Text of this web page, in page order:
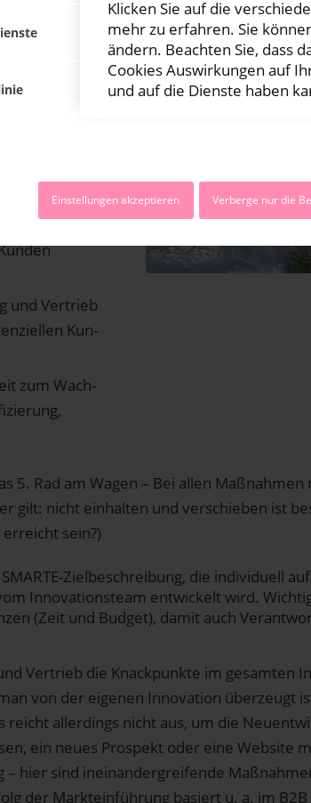
Klicken Sie auf die
mehr zu erfahren. Sie
ändern. Beachten Sie, dass
Cookies Auswirkungen auf
und auf die Dienste haben
Einstellungen akzeptieren Verberge nur die
Beschrei­bung der erwähn­ten Zie­le,
machen“ beant­wor­tet wird. Zie­le
Modell
hoch sol­len
und Ver­trieb
Kun­
zum Wach­
5. Rad am Wagen – Bei allen Maß­nah­men
gilt: nicht ein­hal­ten und ver­schie­ben ist
sein?)
Ziel­be­schrei­bung, die indi­vi­du­ell
Inno­va­ti­ons­team ent­wi­ckelt wird.
(Zeit und Bud­get), damit auch
Ver­trieb die Knack­punk­te im gesam­ten
von der eige­nen Inno­va­ti­on über­zeugt
aller­dings nicht aus, um die
ein neu­es Pro­spekt oder eine Web­site
hier sind inein­an­der­grei­fen­de
der Markt­ein­füh­rung basiert u. a. im